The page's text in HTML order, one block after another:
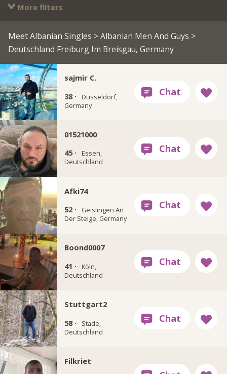
More filters
Meet Albanian Singles >Albanian Men And Guys >
Deutschland Freiburg Im Breisgau, Germany
sajmir C.
38 ·
Düsseldorf,
Germany
01521000
45 ·
Essen,
Deutschland
Afki74
52 ·
Geislingen An
Der Steige, Germany
Boond0007
41 ·
Köln,
Deutschland
Stuttgart2
58 ·
Stade,
Deutschland
Filkriet